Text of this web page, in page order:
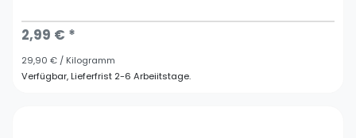
2,99 € *
29,90 € / Kilogramm
Verfügbar, Lieferfrist 2-6 Arbeiitstage.